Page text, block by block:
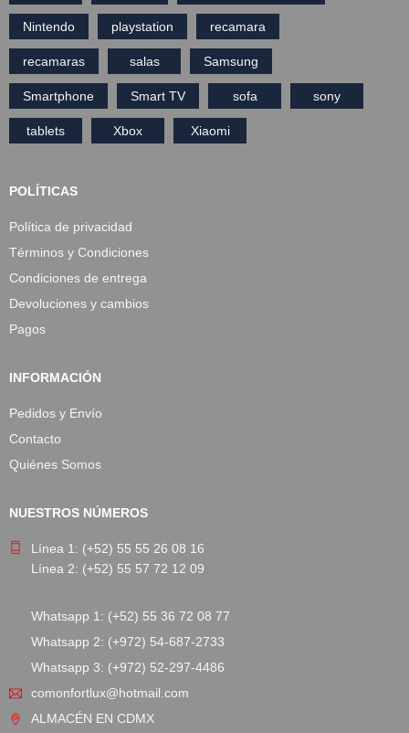
Nintendo playstation recamara
recamaras salas Samsung
Smartphone Smart TV sofa sony
tablets Xbox Xiaomi
POLÍTICAS
Política de privacidad
Términos y Condiciones
Condiciones de entrega
Devoluciones y cambios
Pagos
INFORMACIÓN
Pedidos y Envío
Contacto
Quiénes Somos
NUESTROS NÚMEROS
Línea 1: (+52) 55 55 26 08 16
Línea 2: (+52) 55 57 72 12 09
Whatsapp 1: (+52) 55 36 72 08 77
Whatsapp 2: (+972) 54-687-2733
Whatsapp 3: (+972) 52-297-4486
comonfortlux@hotmail.com
ALMACÉN EN CDMX